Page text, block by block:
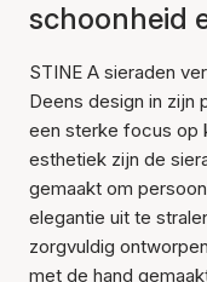
schoonheid
STINE A sieraden
Deens design in zijn
een sterke focus op
esthetiek zijn de
gemaakt om
elegantie uit te
zorgvuldig
met de hand